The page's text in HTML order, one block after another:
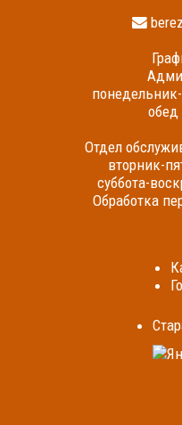
обед
Отдел
вторник-
суббота-
Обработка